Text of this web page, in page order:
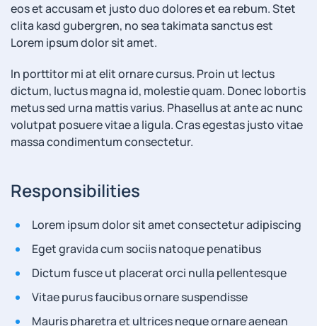
eos et accusam et justo duo dolores et ea rebum. Stet
clita kasd gubergren, no sea takimata sanctus est
Lorem ipsum dolor sit amet.
In porttitor mi at elit ornare cursus. Proin ut lectus
dictum, luctus magna id, molestie quam. Donec lobortis
metus sed urna mattis varius. Phasellus at ante ac nunc
volutpat posuere vitae a ligula. Cras egestas justo vitae
massa condimentum consectetur.
Responsibilities
Lorem ipsum dolor sit amet consectetur adipiscing
Eget gravida cum sociis natoque penatibus
Dictum fusce ut placerat orci nulla pellentesque
Vitae purus faucibus ornare suspendisse
Mauris pharetra et ultrices neque ornare aenean